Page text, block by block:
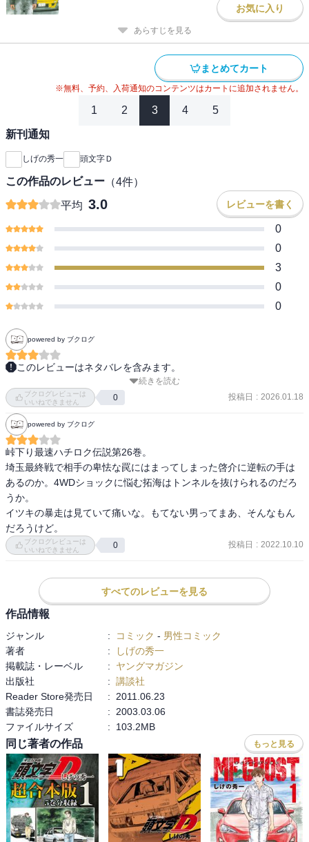
お気に入り
あらすじを見る
まとめてカート
※無料、予約、入荷通知のコンテンツはカートに追加されません。
1 2 3 4 5
新刊通知
しげの秀一 頭文字Ｄ
この作品のレビュー （4件）
平均 3.0 レビューを書く
0
0
3
0
0
powered by ブクログ
このレビューはネタバレを含みます。
いきなり呼び捨てにする前に普通に告白しろよと思う。
店長の言う通りイツキと池谷を足して二で割るくらいで丁度良い。
サクッとタイヤ交換はポイント高くても、
寝込みを襲うのは最低過ぎてシャレにならない。
基本的に「帰りたくない」には
帰りたくないの意味しかないのに勘違いしないでほしいし
元彼とホテルに行った回数をきくとか気持ち悪すぎてそれだけでも
う無理。
自分に来てくれると思っているのがださいしふられて正直ざまぁみ
ろという気持ちになった。
バイトの時ならいざ知らず、社員になっても失恋で突発で休むの
か。シフト制の職場だろうに迷惑な。
地元で走り慣れている癖に、
プラクティスの時間減らしてくるのは本当に卑怯。
プラクティス中にすれ違う度、拓海と啓介が互いに負けられないと
それだけに、片方が罠にハマって走れなくなったら
動揺も大きいだろう。
それにしてもオイルを撒くなんて、一般車や多方面に迷惑なやり方
だ。
涼介が俺なら壊さないと言ってくるの、厳しすぎると思う。
みんなが起きてきてなんとかしようとするのが
状況は悲しいもののチームの仲の良さを感じる。
続きを読む
ブクログレビューは
いいねできません
0 投稿日 : 2026.01.18
powered by ブクログ
峠下り最速ハチロク伝説第26巻。
埼玉最終戦で相手の卑怯な罠にはまってしまった啓介に逆転の手は
あるのか。4WDショックに悩む拓海はトンネルを抜けられるのだろ
うか。
イツキの暴走は見ていて痛いな。もてない男ってまあ、そんなもん
だろうけど。
ブクログレビューは
いいねできません
0 投稿日 : 2022.10.10
すべてのレビューを見る
作品情報
ジャンル : コミック - 男性コミック
著者
:
しげの秀一
掲載誌・レーベル
:
ヤングマガジン
出版社
: 講談社
Reader Store発売日
:
2011.06.23
書誌発売日
:
2003.03.06
ファイルサイズ
: 103.2MB
同じ著者の作品 もっと見る